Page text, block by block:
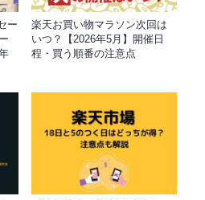
ー
楽天お買い物マラソン次回は
いつ？【2026年5月】開催日
程・買う順番の注意点